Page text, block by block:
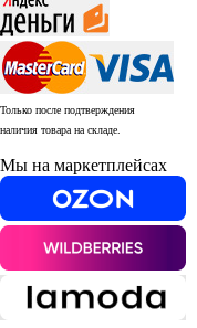
Только после подтверждения
наличия товара на складе.
Мы на маркетплейсах